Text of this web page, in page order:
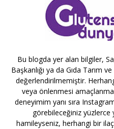
Bu blogda yer alan bilgiler,
Başkanlığı ya da Gıda Tarım
değerlendirilmemiştir.
veya önlenmesi
deneyimim yanı sıra
görebileceğiniz yüzlerce
hamileyseniz, herhangi bir